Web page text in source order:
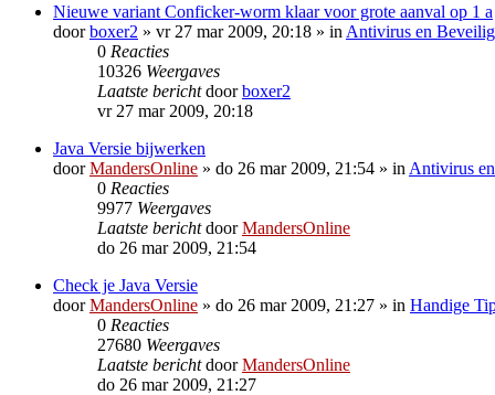
Nieuwe variant Conficker-worm klaar voor grote aanval op 1 a
doorboxer2 » vr 27 mar 2009, 20:18 » in Antivirus en
0 Reacties
10326 Weergaves
Laatste berichtdoorboxer2
vr 27 mar 2009, 20:18
Java Versie bijwerken
doorMandersOnline » do 26 mar 2009, 21:54 » in Antivirus
0 Reacties
9977 Weergaves
Laatste berichtdoorMandersOnline
do 26 mar 2009, 21:54
Check je Java Versie
doorMandersOnline » do 26 mar 2009, 21:27 » in Handige
0 Reacties
27680 Weergaves
Laatste berichtdoorMandersOnline
do 26 mar 2009, 21:27